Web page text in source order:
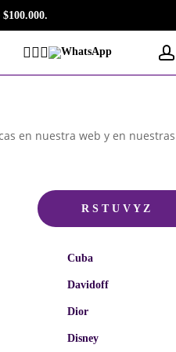
Facebook
Instagram
Tiktok
WhatsApp
en nuestra web y en nuestras
R S T U V Y Z
Cuba
Davidoff
Dior
Disney